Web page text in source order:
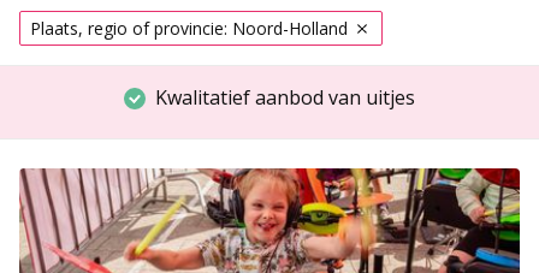
Plaats, regio of provincie: Noord-Holland
Kwalitatief aanbod van uitjes